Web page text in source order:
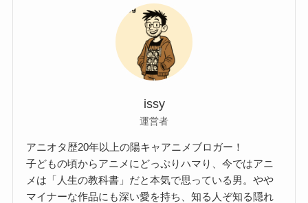
issy
運営者
アニオタ歴20年以上の陽キャアニメブロガー！
子どもの頃からアニメにどっぷりハマり、今ではアニ
メは「人生の教科書」だと本気で思っている男。やや
マイナーな作品にも深い愛を持ち、知る人ぞ知る隠れ